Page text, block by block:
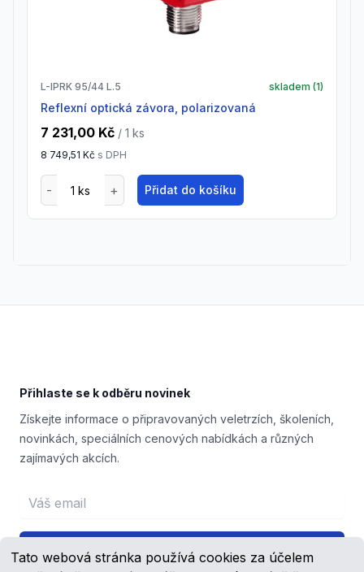
Tato webová stránka používá cookies za účelem
L-IPRK 95/44 L.5 skladem (1)
Reflexní optická závora, polarizovaná
7 231,00 Kč / 1 ks
8 749,51 Kč s DPH
Přidat do košíku
Přihlaste se k odběru novinek
Získejte informace o připravovaných veletrzích, školeních,
novinkách, speciálních cenových nabídkách a různých
zajímavých akcích.
Email address
Přihlášení